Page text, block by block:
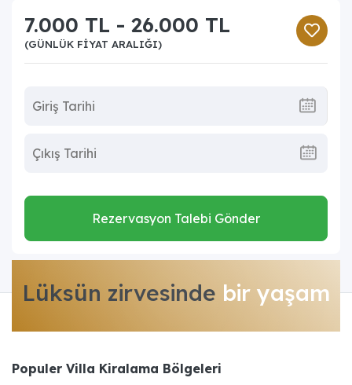
7.000 TL - 26.000 TL
(GÜNLÜK FIYAT ARALIĞI)
Rezervasyon Talebi Gönder
Lüksün zirvesinde bir yaşam
Populer Villa Kiralama Bölgeleri